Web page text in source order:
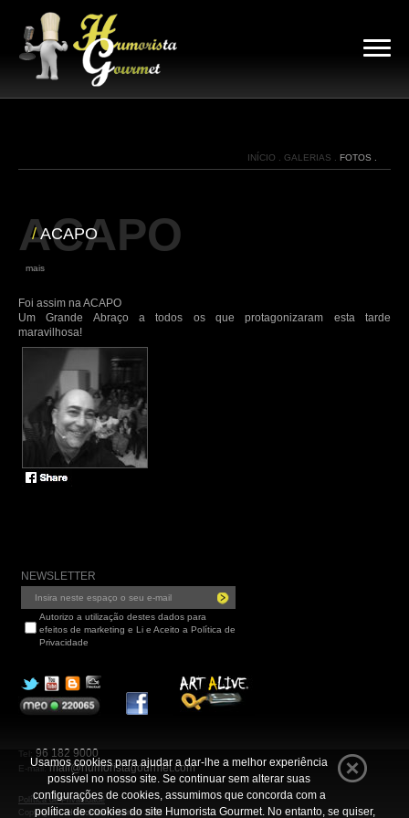
INÍCIO . GALERIAS . FOTOS .
ACAPO
/ACAPO
mais
Foi assim na ACAPO
Um Grande Abraço a todos os que protagonizaram esta tarde
maravilhosa!
NEWSLETTER
Autorizo a utilização destes dados para
efeitos de marketing e Li e Aceito a Política de
Privacidade
Tel: 96 182 9000
E-mail:mail@humoristagourmet.com
Política de Privacidade
Copyright ©Humorista Gourmet 2014
Usamos cookies para ajudar a dar-lhe a melhor experiência
possível no nosso site. Se continuar sem alterar suas
configurações de cookies, assumimos que concorda com a
política de cookies do site Humorista Gourmet. No entanto, se quiser,